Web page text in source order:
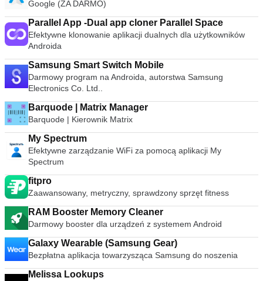
Google (ZA DARMO)
Parallel App -Dual app cloner Parallel Space
Efektywne klonowanie aplikacji dualnych dla użytkowników
Androida
Samsung Smart Switch Mobile
Darmowy program na Androida, autorstwa Samsung
Electronics Co. Ltd..
Barquode | Matrix Manager
Barquode | Kierownik Matrix
My Spectrum
Efektywne zarządzanie WiFi za pomocą aplikacji My
Spectrum
fitpro
Zaawansowany, metryczny, sprawdzony sprzęt fitness
RAM Booster Memory Cleaner
Darmowy booster dla urządzeń z systemem Android
Galaxy Wearable (Samsung Gear)
Bezpłatna aplikacja towarzysząca Samsung do noszenia
Melissa Lookups